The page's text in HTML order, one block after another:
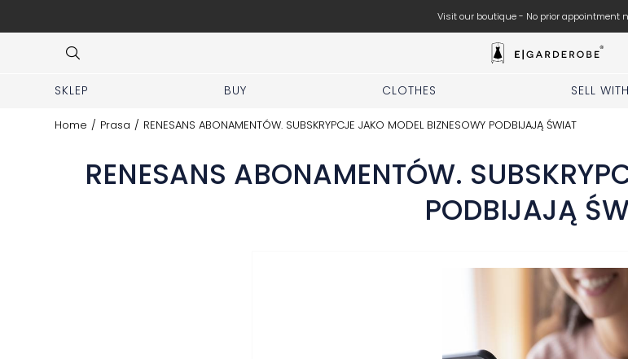
Visit our boutique - No prior appointment
SKLEP BUY CLOTHES SELL
Home / Prasa / RENESANS ABONAMENTÓW. SUBSKRYPCJE JAKO MODEL BIZNESOWY PODBIJAJĄ ŚWIAT
RENESANS ABONAMENTÓW.
PODBIJAJĄ